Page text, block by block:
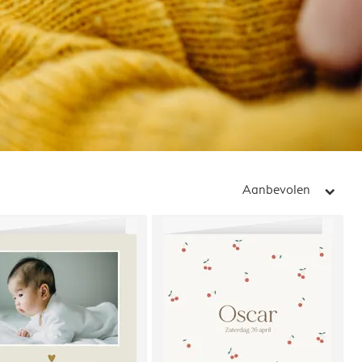
Aanbevolen arrow_right